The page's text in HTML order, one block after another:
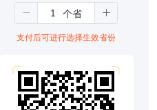
支付后可进行选择生效省份